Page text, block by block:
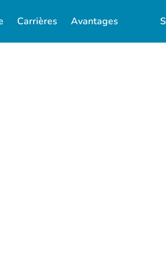
Carrières Avantages